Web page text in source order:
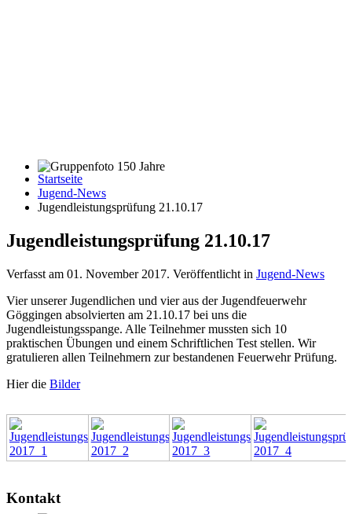
Gruppenfoto 150 Jahre
Startseite
Jugend-News
Jugendleistungsprüfung 21.10.17
Jugendleistungsprüfung 21.10.17
Verfasst am 01. November 2017. Veröffentlicht in Jugend-News
Vier unserer Jugendlichen und vier aus der Jugendfeuerwehr
Göggingen absolvierten am 21.10.17 bei uns die
Jugendleistungsspange. Alle Teilnehmer mussten sich 10
praktischen Übungen und einem Schriftlichen Test stellen. Wir
gratulieren allen Teilnehmern zur bestandenen Feuerwehr Prüfung.
Hier die Bilder
Kontakt